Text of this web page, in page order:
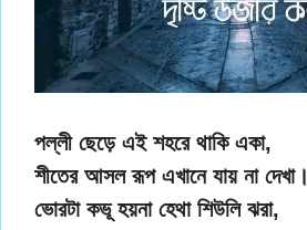
পল্লী ছেড়ে এই শহরে থাকি একা,
শীতের আসল রূপ এখানে যায় না দেখা।
ভোরটা কভূ হয়না হেথা শিউলি ঝরা,